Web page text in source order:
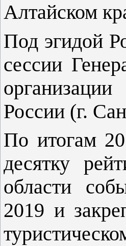
Алтайском
Под эгидой
сессии
России (г.
По итогам
десятку
области
2019 и